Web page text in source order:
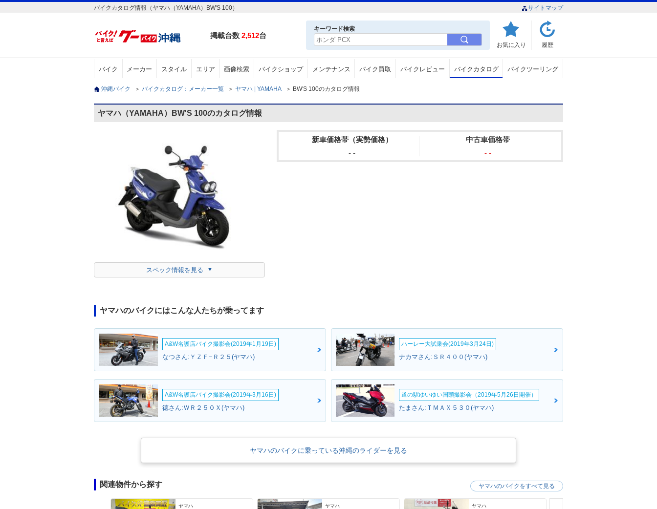
バイクカタログ情報（ヤマハ（YAMAHA）BW'S 100） サイトマップ
掲載台数 2,512台
キーワード検索
お気に入り 履歴
バイク メーカー スタイル エリア 画像検索 バイクショップ メンテナンス バイク買取 バイクレビュー バイクカタログ バイクツーリング
沖縄バイク ＞ バイクカタログ：メーカー一覧 ＞ ヤマハ | YAMAHA ＞ BW'S 100のカタログ情報
ヤマハ（YAMAHA）BW'S 100のカタログ情報
スペック情報を見る
新車価格帯（実勢価格）
- -
中古車価格帯
- -
ヤマハのバイクにはこんな人たちが乗ってます
A&W名護店バイク撮影会(2019年1月19日)
なつさん:ＹＺＦ−Ｒ２５(ヤマハ)
ハーレー大試乗会(2019年3月24日)
ナカマさん:ＳＲ４００(ヤマハ)
A&W名護店バイク撮影会(2019年3月16日)
徳さん:ＷＲ２５０Ｘ(ヤマハ)
道の駅ゆいゆい国頭撮影会（2019年5月26日開催）
たまさん:ＴＭＡＸ５３０(ヤマハ)
ヤマハのバイクに乗っている沖縄のライダーを見る
関連物件から探す
ヤマハ ヤマハ ヤマハ
ヤマハのバイクをすべて見る